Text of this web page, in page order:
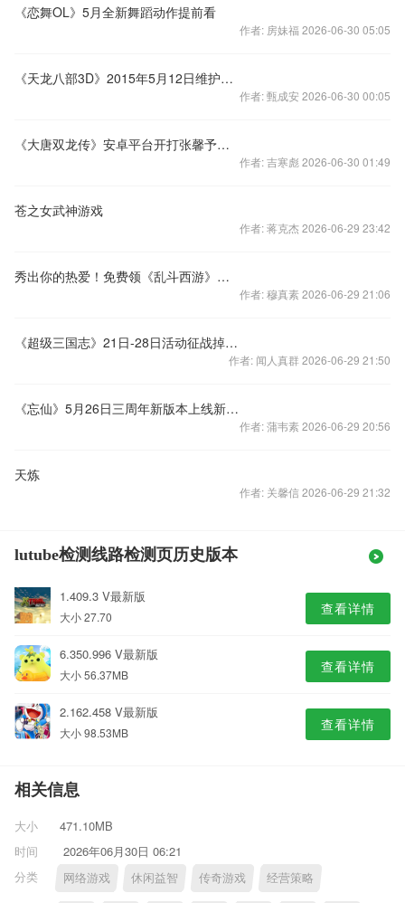
《恋舞OL》5月全新舞蹈动作提前看
作者: 房妹福 2026-06-30 05:05
《天龙八部3D》2015年5月12日维护公告
作者: 甄成安 2026-06-30 00:05
《大唐双龙传》安卓平台开打张馨予约你晚8点
作者: 吉寒彪 2026-06-30 01:49
苍之女武神游戏
作者: 蒋克杰 2026-06-29 23:42
秀出你的热爱！免费领《乱斗西游》主题战衣
作者: 穆真素 2026-06-29 21:06
《超级三国志》21日-28日活动征战掉神秘碎片
作者: 闻人真群 2026-06-29 21:50
《忘仙》5月26日三周年新版本上线新职业开放
作者: 蒲韦素 2026-06-29 20:56
天炼
作者: 关馨信 2026-06-29 21:32
lutube检测线路检测页历史版本
1.409.3 V最新版
大小 27.70 查看详情
6.350.996 V最新版
大小 56.37MB 查看详情
2.162.458 V最新版
大小 98.53MB 查看详情
相关信息
大小
471.10MB
时间
2026年06月30日 06:21
分类
网络游戏 休闲益智 传奇游戏 经营策略